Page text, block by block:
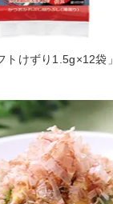
トけずり1.5g×12袋」